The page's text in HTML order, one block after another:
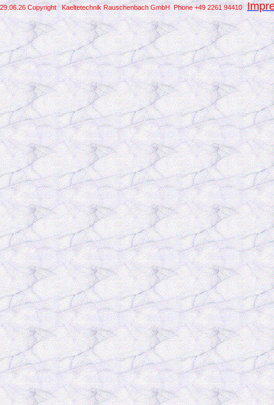
29.06.26 Copyright Kaeltetechnik Rauschenbach GmbHPhone +49 2261 94410